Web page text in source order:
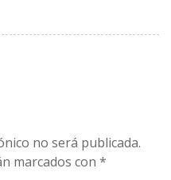
no será publicada.
marcados con *